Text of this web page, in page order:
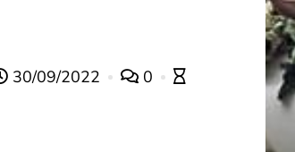
30/09/2022
0